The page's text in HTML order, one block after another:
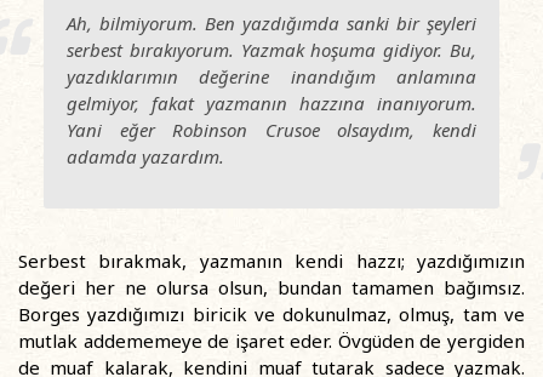
Ah, bilmiyorum. Ben yazdığımda sanki bir şeyleri
serbest bırakıyorum. Yazmak hoşuma gidiyor. Bu,
yazdıklarımın değerine inandığım anlamına
gelmiyor, fakat yazmanın hazzına inanıyorum.
Yani eğer Robinson Crusoe olsaydım, kendi
adamda yazardım.
Serbest bırakmak, yazmanın kendi hazzı; yazdığımızın
değeri her ne olursa olsun, bundan tamamen bağımsız.
Borges yazdığımızı biricik ve dokunulmaz, olmuş, tam ve
mutlak addememeye de işaret eder. Övgüden de yergiden
de muaf kalarak, kendini muaf tutarak sadece yazmak.